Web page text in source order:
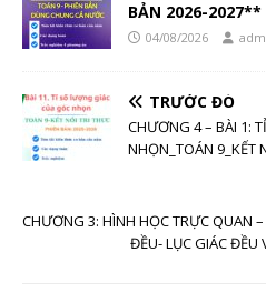
BẢN 2026-2027**
04/08/2026
TRƯỚC ĐÓ
CHƯƠNG 4 – BÀI 1:
NHỌN_TOÁN 9_KẾT
CHƯƠNG 3: HÌNH HỌC TRỰC QUAN
ĐỀU- LỤC GIÁC ĐỀU